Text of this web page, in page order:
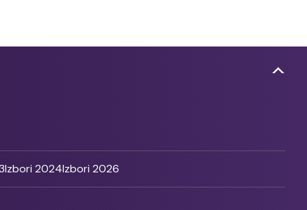
Izbori 2024Izbori 2026